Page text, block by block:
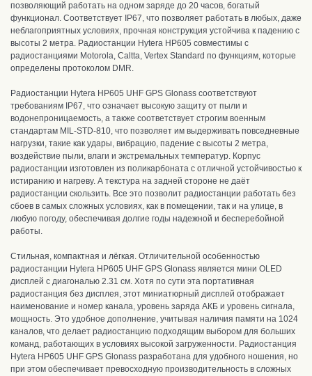
позволяющий работать на одном заряде до 20 часов, богатый
функционал. Соответствует IP67, что позволяет работать в любых, даже
неблагоприятных условиях, прочная конструкция устойчива к падению с
высоты 2 метра. Радиостанции Hytera HP605 совместимы с
радиостанциями Motorola, Caltta, Vertex Standard по функциям, которые
определены протоколом DMR.
Радиостанции Hytera HP605 UHF GPS Glonass соответствуют
требованиям IP67, что означает высокую защиту от пыли и
водонепроницаемость, а также соответствует строгим военным
стандартам MIL-STD-810, что позволяет им выдерживать повседневные
нагрузки, такие как удары, вибрацию, падение с высоты 2 метра,
воздействие пыли, влаги и экстремальных температур. Корпус
радиостанции изготовлен из поликарбоната с отличной устойчивостью к
истиранию и нагреву. А текстура на задней стороне не даёт
радиостанции скользить. Все это позволит радиостанции работать без
сбоев в самых сложных условиях, как в помещении, так и на улице, в
любую погоду, обеспечивая долгие годы надежной и бесперебойной
работы.
Стильная, компактная и лёгкая. Отличительной особенностью
радиостанции Hytera HP605 UHF GPS Glonass является мини OLED
дисплей с диагональю 2.31 см. Хотя по сути эта портативная
радиостанция без дисплея, этот миниатюрный дисплей отображает
наименование и номер канала, уровень заряда АКБ и уровень сигнала,
мощность. Это удобное дополнение, учитывая наличия памяти на 1024
каналов, что делает радиостанцию подходящим выбором для больших
команд, работающих в условиях высокой загруженности. Радиостанция
Hytera HP605 UHF GPS Glonass разработана для удобного ношения, но
при этом обеспечивает превосходную производительность в сложных